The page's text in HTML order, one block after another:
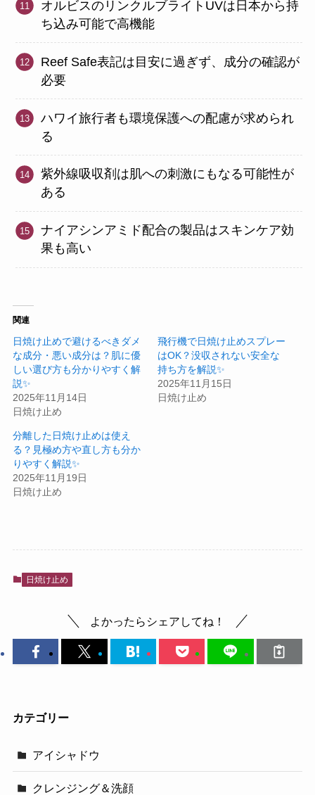
オルビスのリンクルブライトUVは日本から持
ち込み可能で高機能
Reef Safe表記は目安に過ぎず、成分の確認が
必要
ハワイ旅行者も環境保護への配慮が求められ
る
紫外線吸収剤は肌への刺激にもなる可能性が
ある
ナイアシンアミド配合の製品はスキンケア効
果も高い
関連
日焼け止めで避けるべきダメ
な成分・悪い成分は？肌に優
しい選び方も分かりやすく解
説✨
2025年11月14日
日焼け止め
飛行機で日焼け止めスプレー
はOK？没収されない安全な
持ち方を解説✨
2025年11月15日
日焼け止め
分離した日焼け止めは使え
る？見極め方や直し方も分か
りやすく解説✨
2025年11月19日
日焼け止め
日焼け止め
よかったらシェアしてね！
カテゴリー
アイシャドウ
クレンジング＆洗顔